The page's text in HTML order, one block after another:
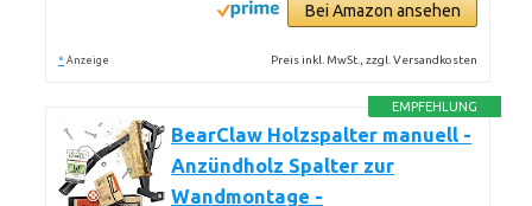
Bei Amazon ansehen
* Anzeige Preis inkl. MwSt., zzgl. Versandkosten
EMPFEHLUNG
BearClaw Holzspalter manuell -
Anzündholz Spalter zur
Wandmontage -